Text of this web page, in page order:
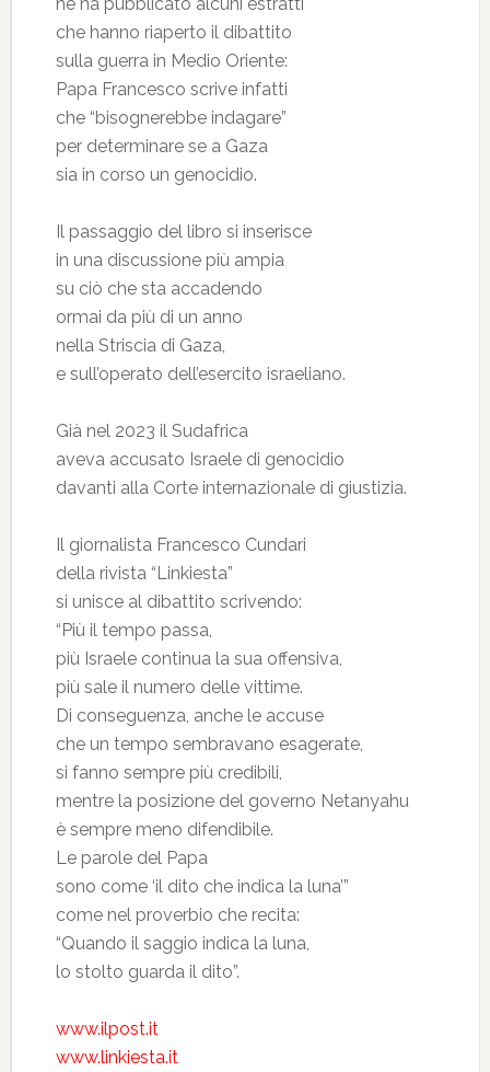
che hanno riaperto il dibattito
sulla guerra in Medio Oriente:
Papa Francesco scrive infatti
che “bisognerebbe indagare”
per determinare se a Gaza
sia in corso un genocidio.
Il passaggio del libro si inserisce
in una discussione più ampia
su ciò che sta accadendo
ormai da più di un anno
nella Striscia di Gaza,
e sull’operato dell’esercito israeliano.
Già nel 2023 il Sudafrica
aveva accusato Israele di genocidio
davanti alla Corte internazionale di giustizia.
Il giornalista Francesco Cundari
della rivista “Linkiesta”
si unisce al dibattito scrivendo:
“Più il tempo passa,
più Israele continua la sua offensiva,
più sale il numero delle vittime.
Di conseguenza, anche le accuse
che un tempo sembravano esagerate,
si fanno sempre più credibili,
mentre la posizione del governo Netanyahu
è sempre meno difendibile.
Le parole del Papa
sono come ‘il dito che indica la luna’”
come nel proverbio che recita:
“Quando il saggio indica la luna,
lo stolto guarda il dito”.
www.ilpost.it
www.linkiesta.it